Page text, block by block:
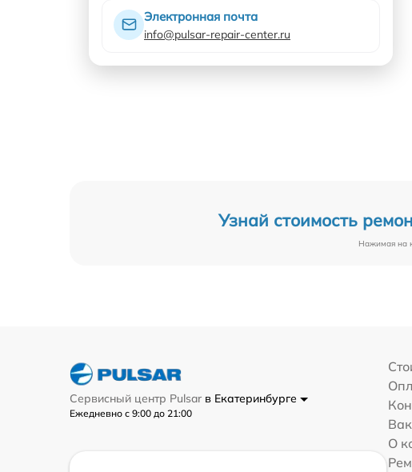
Электронная почта
info@pulsar-repair-center.ru
Узнай стоимость
Нажимая на
Сервисный центр Pulsar в Екатеринбурге
Ежедневно с 9:00 до 21:00
О